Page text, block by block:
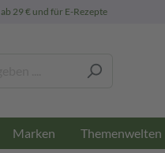
ab 29 € und für E-Rezepte
Marken Themenwelten